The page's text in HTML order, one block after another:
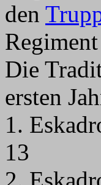
den
Die
ersten
1.
13